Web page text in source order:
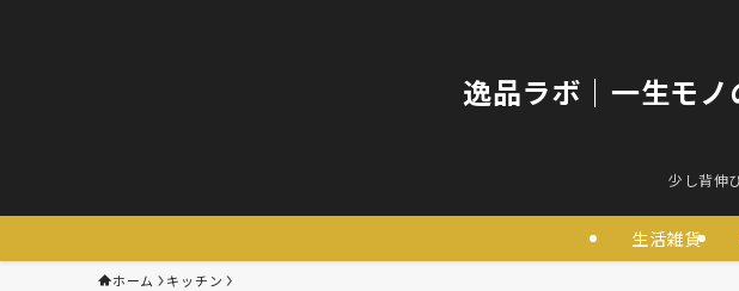
逸品ラボ｜一生モ
少し背伸
生活雑貨
ホーム キッチン